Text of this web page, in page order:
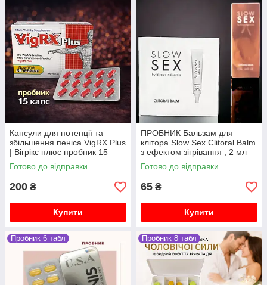
Капсули для потенції та
збільшення пеніса VigRX Plus
| Вігрікс плюс пробник 15
капсул
Готово до відправки
200 ₴
Купити
ПРОБНИК Бальзам для
клітора Slow Sex Clitoral Balm
з ефектом зігрівання , 2 мл
Готово до відправки
65 ₴
Купити
Пробник 6 табл Пробник 8 табл